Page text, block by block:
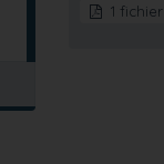
1 fichier